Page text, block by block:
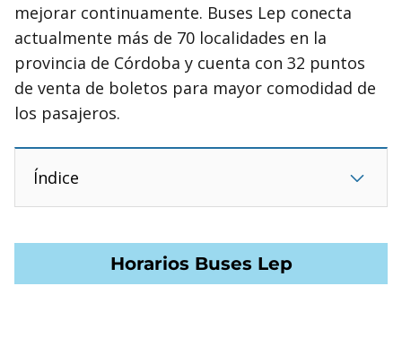
mejorar continuamente. Buses Lep conecta
actualmente más de 70 localidades en la
provincia de Córdoba y cuenta con 32 puntos
de venta de boletos para mayor comodidad de
los pasajeros.
Índice
Horarios Buses Lep